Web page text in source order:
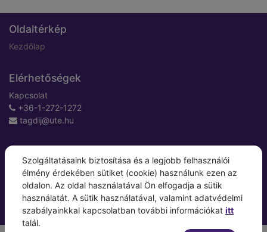
Szolgáltatásaink biztosítása és a legjobb felhasználói
élmény érdekében sütiket (cookie) használunk ezen az
oldalon. Az oldal használatával Ön elfogadja a sütik
használatát. A sütik használatával, valamint adatvédelmi
szabályainkkal kapcsolatban további információkat itt
talál.
Oldaltérkép
Kezdőlap
Elérhetőségek
Kapcsolat
+36-1-272-1272
tagdij@ute.hu
Hajrá Újpest, hajrá UTE!
Fizess egyszerűen, online